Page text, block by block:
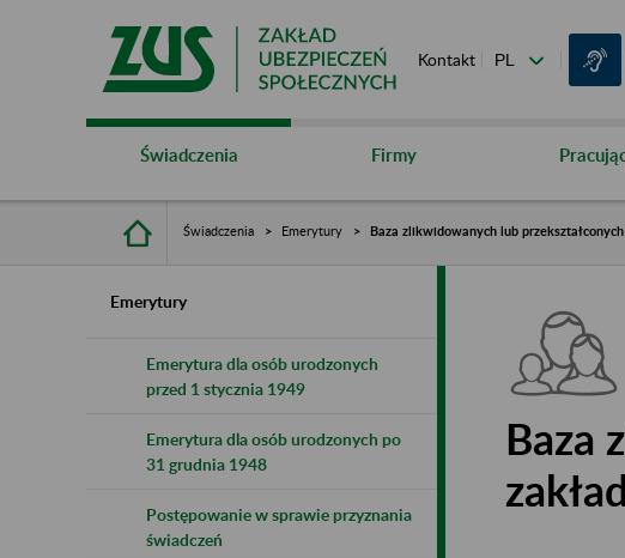
Kontakt
Świadczenia Firmy
Świadczenia Emerytury Baza zlikwidowanych lub
Emerytury
Emerytura dla osób urodzonych
przed 1 stycznia 1949
Emerytura dla osób urodzonych po
31 grudnia 1948
Postępowanie w sprawie przyznania
świadczeń
Baza